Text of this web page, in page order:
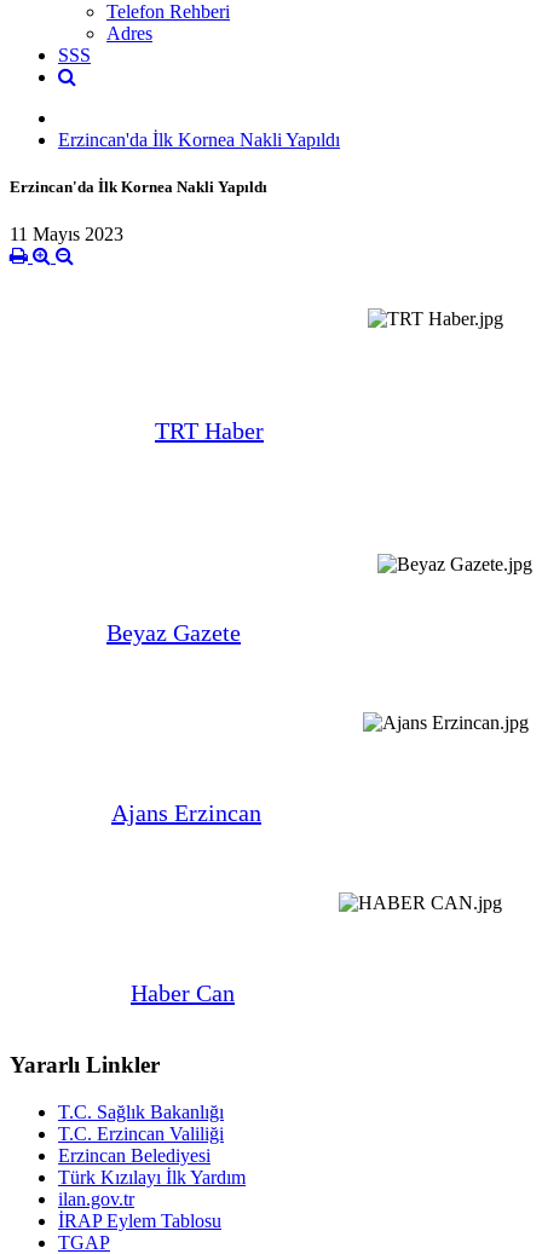
Telefon Rehberi
Adres
SSS
Erzincan'da İlk Kornea Nakli Yapıldı
Erzincan'da İlk Kornea Nakli Yapıldı
11 Mayıs 2023
TRT Haber
Beyaz Gazete
Ajans Erzincan
Haber Can
Yararlı Linkler
T.C. Sağlık Bakanlığı
T.C. Erzincan Valiliği
Erzincan Belediyesi
Türk Kızılayı İlk Yardım
ilan.gov.tr
İRAP Eylem Tablosu
TGAP